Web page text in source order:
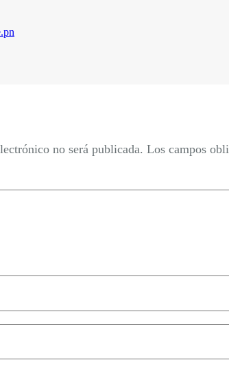
no será publicada. Los campos